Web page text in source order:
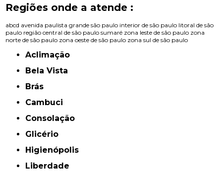
Regiões onde a atende :
abcd avenida paulista grande são paulo interior de são paulo litoral de são
paulo região central de são paulo sumaré zona leste de são paulo zona
norte de são paulo zona oeste de são paulo zona sul de são paulo
Aclimação
Bela Vista
Brás
Cambuci
Consolação
Glicério
Higienópolis
Liberdade